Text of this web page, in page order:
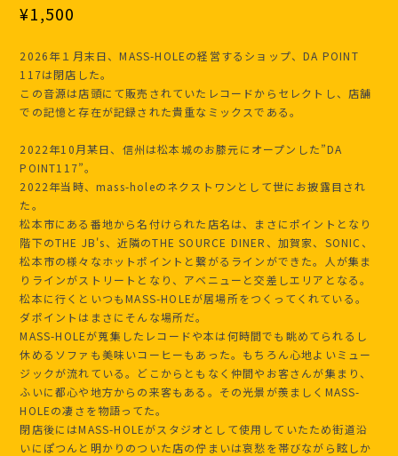
¥1,500
2026年１月末日、MASS-HOLEの経営するショップ、DA POINT
117は閉店した。
この音源は店頭にて販売されていたレコードからセレクトし、店舗
での記憶と存在が記録された貴重なミックスである。
2022年10月某日、信州は松本城のお膝元にオープンした”DA
POINT117”。
2022年当時、mass-holeのネクストワンとして世にお披露目され
た。
松本市にある番地から名付けられた店名は、まさにポイントとなり
階下のTHE JB's、近隣のTHE SOURCE DINER、加賀家、SONIC、
松本市の様々なホットポイントと繋がるラインができた。人が集ま
りラインがストリートとなり、アベニューと交差しエリアとなる。
松本に行くといつもMASS-HOLEが居場所をつくってくれている。
ダポイントはまさにそんな場所だ。
MASS-HOLEが蒐集したレコードや本は何時間でも眺めてられるし
休めるソファも美味いコーヒーもあった。もちろん心地よいミュー
ジックが流れている。どこからともなく仲間やお客さんが集まり、
ふいに都心や地方からの来客もある。その光景が羨ましくMASS-
HOLEの凄さを物語ってた。
閉店後にはMASS-HOLEがスタジオとして使用していたため街道沿
いにぽつんと明かりのついた店の佇まいは哀愁を帯びながら眩しか